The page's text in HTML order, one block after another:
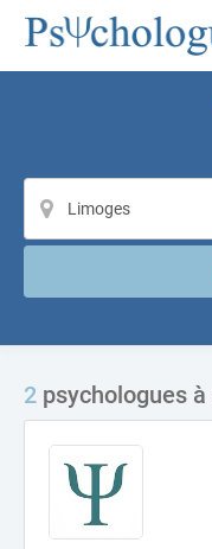
2 psychologues